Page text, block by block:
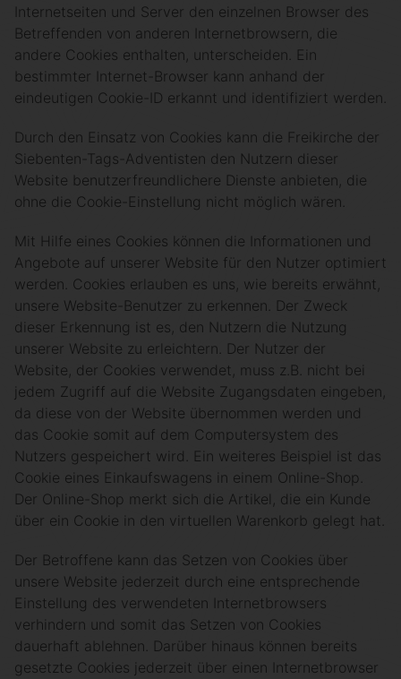
Internetseiten und Server den einzelnen Browser des
Betreffenden von anderen Internetbrowsern, die
andere Cookies enthalten, unterscheiden. Ein
bestimmter Internet-Browser kann anhand der
eindeutigen Cookie-ID erkannt und identifiziert werden.
Durch den Einsatz von Cookies kann die Freikirche der
Siebenten-Tags-Adventisten den Nutzern dieser
Website benutzerfreundlichere Dienste anbieten, die
ohne die Cookie-Einstellung nicht möglich wären.
Mit Hilfe eines Cookies können die Informationen und
Angebote auf unserer Website für den Nutzer optimiert
werden. Cookies erlauben es uns, wie bereits erwähnt,
unsere Website-Benutzer zu erkennen. Der Zweck
dieser Erkennung ist es, den Nutzern die Nutzung
unserer Website zu erleichtern. Der Nutzer der
Website, der Cookies verwendet, muss z.B. nicht bei
jedem Zugriff auf die Website Zugangsdaten eingeben,
da diese von der Website übernommen werden und
das Cookie somit auf dem Computersystem des
Nutzers gespeichert wird. Ein weiteres Beispiel ist das
Cookie eines Einkaufswagens in einem Online-Shop.
Der Online-Shop merkt sich die Artikel, die ein Kunde
über ein Cookie in den virtuellen Warenkorb gelegt hat.
Der Betroffene kann das Setzen von Cookies über
unsere Website jederzeit durch eine entsprechende
Einstellung des verwendeten Internetbrowsers
verhindern und somit das Setzen von Cookies
dauerhaft ablehnen. Darüber hinaus können bereits
gesetzte Cookies jederzeit über einen Internetbrowser